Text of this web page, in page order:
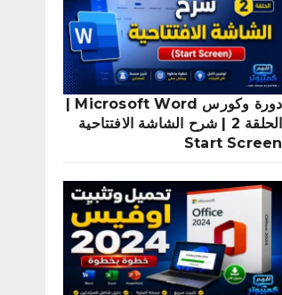
دورة وكورس Microsoft Word |
الحلقة 2 | شرح الشاشة الافتتاحية
Start Screen